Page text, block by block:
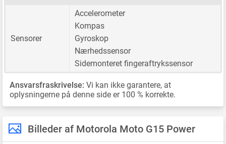
Sensorer
Accelerometer
Kompas
Gyroskop
Nærhedssensor
Sidemonteret fingeraftrykssensor
Ansvarsfraskrivelse: Vi kan ikke garantere, at
oplysningerne på denne side er 100 % korrekte.
Billeder af Motorola Moto G15 Power